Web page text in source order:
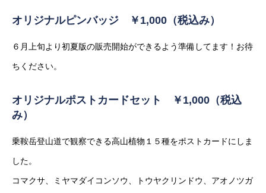
オリジナルピンバッジ ￥1,000（税込み）
６月上旬より初夏版の販売開始ができるよう準備してます！お待
ちください。
オリジナルポストカードセット ￥1,000（税込
み）
乗鞍岳登山道で観察できる高山植物１５種をポストカードにしま
した。
コマクサ、ミヤマダイコンソウ、トウヤクリンドウ、アオノツガ